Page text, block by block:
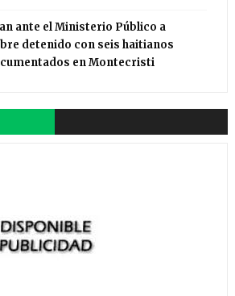
ante el Ministerio Público a
detenido con seis haitianos
en Montecristi